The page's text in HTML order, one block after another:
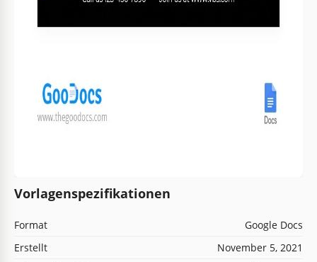
Vorlagenspezifikationen
Format
Google Docs
Erstellt
November 5, 2021